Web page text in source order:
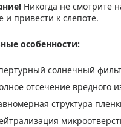
Никогда не смотрите
и привести к слепоте.
особенности:
солнечный
отсечение вредного
структура